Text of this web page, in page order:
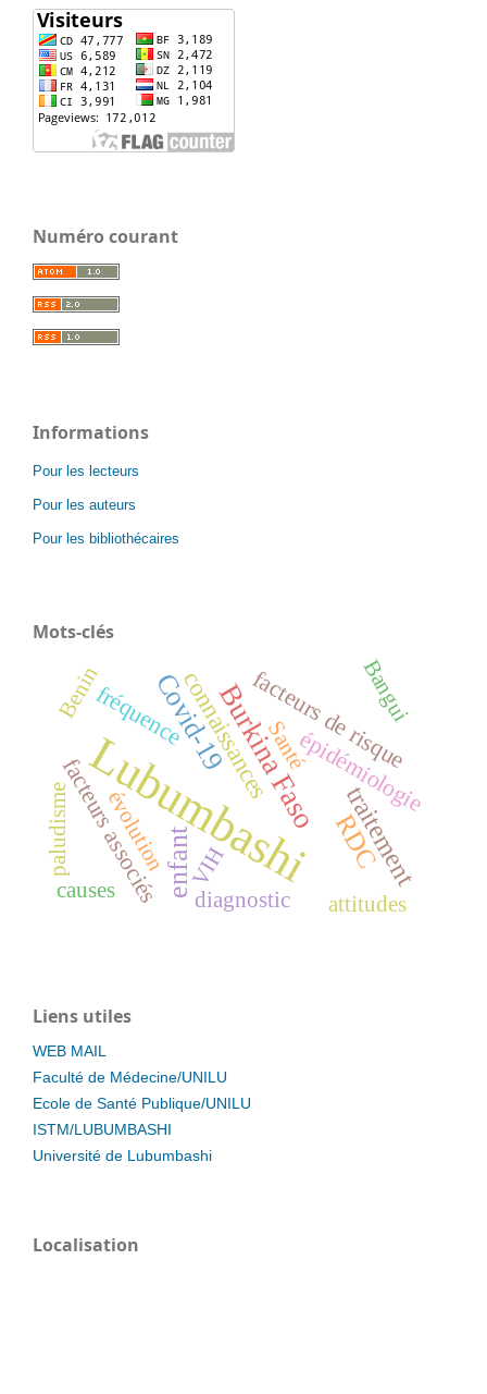
Numéro courant
Informations
Pour les lecteurs
Pour les auteurs
Pour les bibliothécaires
Mots-clés
Lubumbashi
Burkina Faso
Covid-19
enfant RDC
traitement
connaissances épidémiologie
facteurs de risque
facteurs associés
fréquence
évolution VIH
paludisme
diagnostic
Bangui
Benin
attitudes
Santé
causes
Liens utiles
WEB MAIL
Faculté de Médecine/UNILU
Ecole de Santé Publique/UNILU
ISTM/LUBUMBASHI
Université de Lubumbashi
Localisation